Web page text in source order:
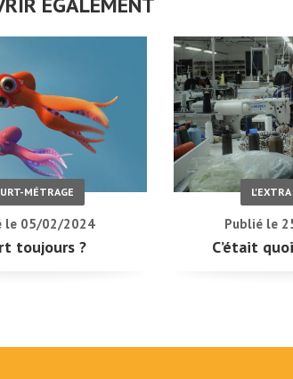
MÉTRAGE
le 05/02/2024
toujours ?
Publié le
C’était